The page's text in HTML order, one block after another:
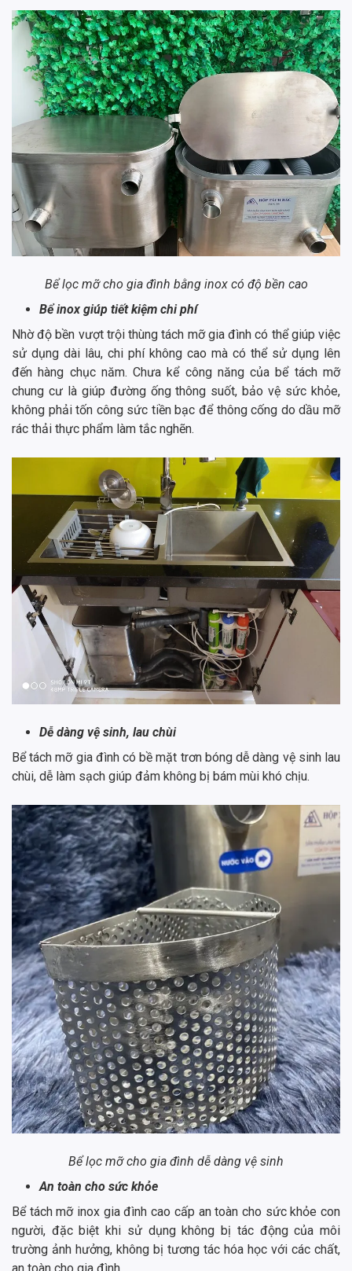
Bể lọc mỡ cho gia đình bằng inox có độ bền cao
Bể inox giúp tiết kiệm chi phí
Nhờ độ bền vượt trội thùng tách mỡ gia đình có thể giúp việc
sử dụng dài lâu, chi phí không cao mà có thể sử dụng lên
đến hàng chục năm. Chưa kể công năng của bể tách mỡ
chung cư là giúp đường ống thông suốt, bảo vệ sức khỏe,
không phải tốn công sức tiền bạc để thông cống do dầu mỡ
rác thải thực phẩm làm tắc nghẽn.
Dễ dàng vệ sinh, lau chùi
Bể tách mỡ gia đình có bề mặt trơn bóng dễ dàng vệ sinh lau
chùi, dễ làm sạch giúp đảm không bị bám mùi khó chịu.
Bể lọc mỡ cho gia đình dễ dàng vệ sinh
An toàn cho sức khỏe
Bể tách mỡ inox gia đình cao cấp an toàn cho sức khỏe con
người, đặc biệt khi sử dụng không bị tác động của môi
trường ảnh hưởng, không bị tương tác hóa học với các chất,
an toàn cho gia đình.